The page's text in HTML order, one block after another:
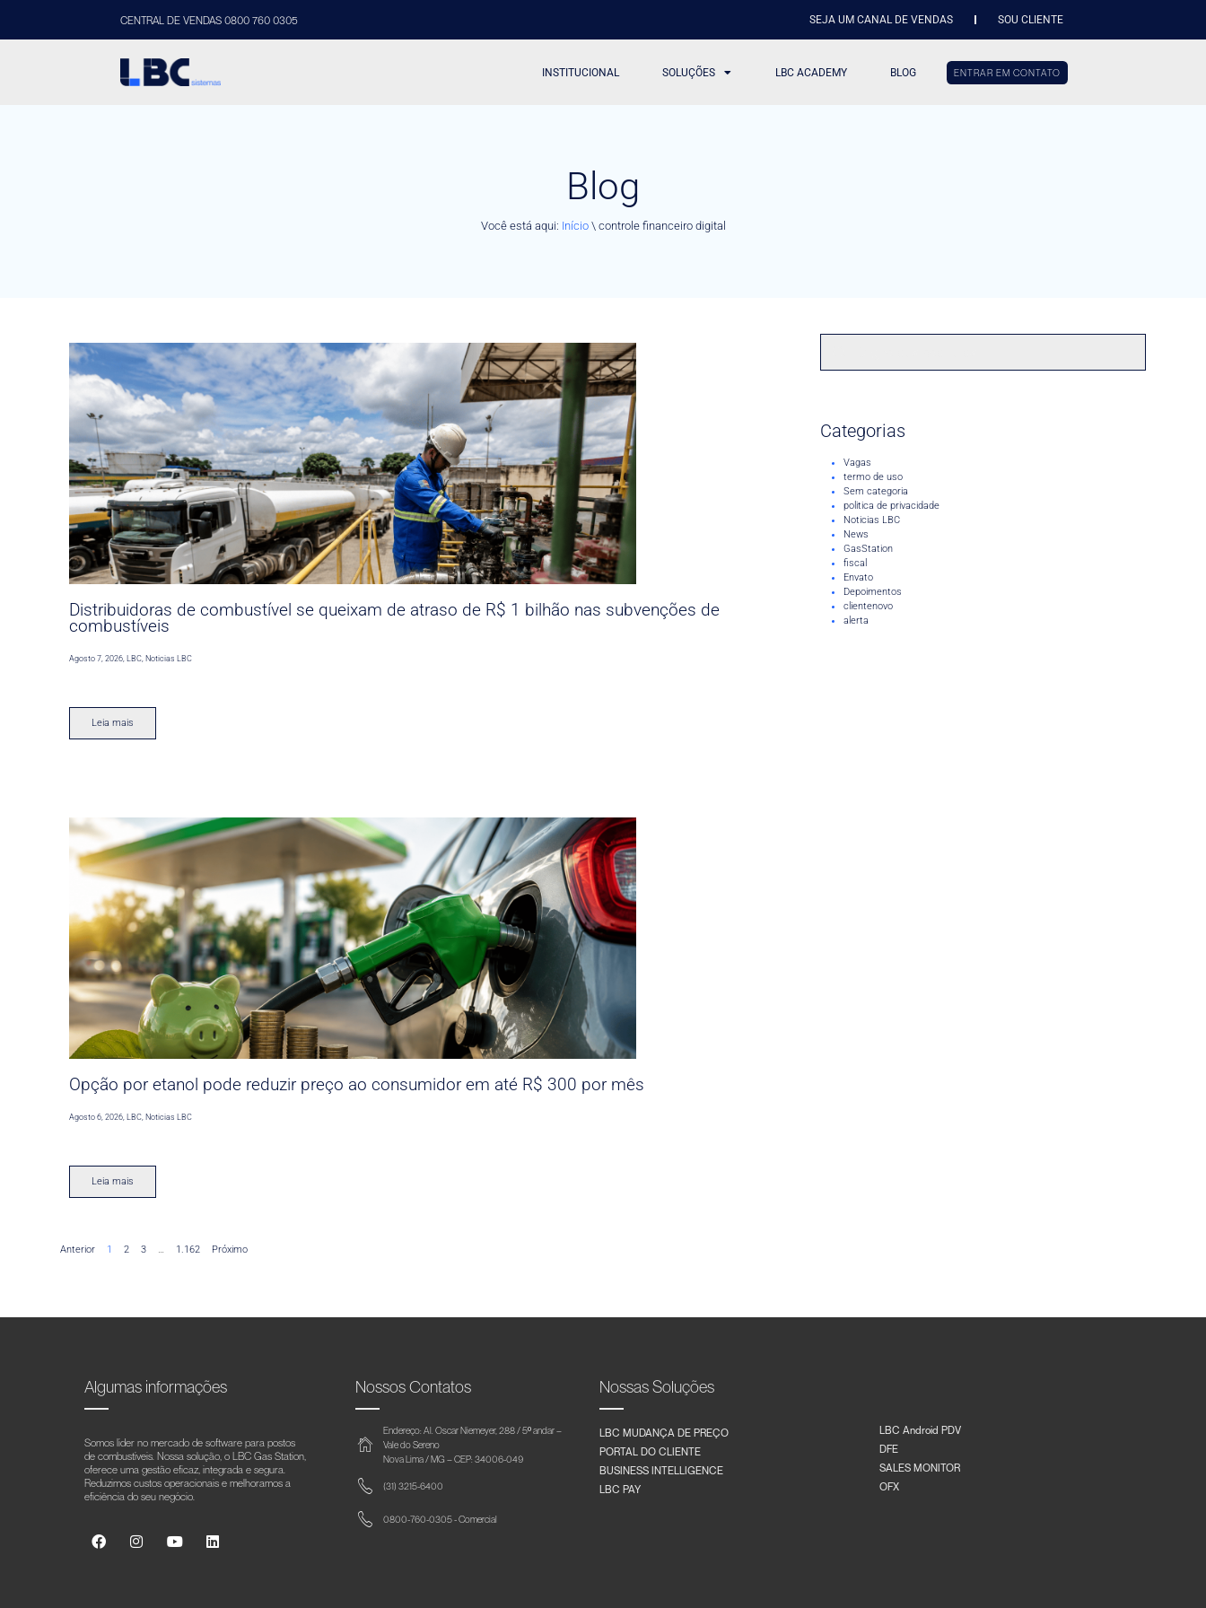
CENTRAL DE VENDAS 0800 760 0305 SEJA UM CANAL DE VENDAS SOU CLIENTE
INSTITUCIONAL SOLUÇÕES LBC ACADEMY BLOG ENTRAR EM CONTATO
Blog
Você está aqui: Início\ controle financeiro digital
Distribuidoras de combustível se queixam de atraso de R$ 1 bilhão nas subvenções de
combustíveis
Agosto 7, 2026,LBC,Noticias LBC
Leia mais
Opção por etanol pode reduzir preço ao consumidor em até R$ 300 por mês
Agosto 6, 2026 ,LBC Noticias LBC
Leia mais
Anterior 1 2 3 … 1.162 Próximo
Categorias
Vagas
termo de uso
Sem categoria
politica de privacidade
Noticias LBC
News
GasStation
fiscal
Envato
Depoimentos
clientenovo
alerta
Algumas informações
Somos líder no mercado de software para postos
de combustíveis. Nossa solução, o LBC Gas Station,
oferece uma gestão eficaz, integrada e segura.
Reduzimos custos operacionais e melhoramos a
eficiência do seu negócio.
Nossos Contatos
Endereço: Al. Oscar Niemeyer, 288 / 5º andar –
Vale do Sereno
Nova Lima / MG – CEP: 34006-049
(31) 3215-6400
0800-760-0305 - Comercial
Nossas Soluções
LBC MUDANÇA DE PREÇO
PORTAL DO CLIENTE
BUSINESS INTELLIGENCE
LBC PAY
LBC Android PDV
DFE
SALES MONITOR
OFX